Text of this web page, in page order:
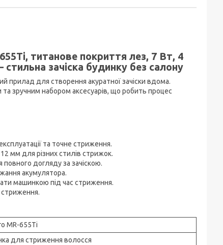
титанове покриття лез, 7 Вт, 4
зачіска будинку без салону
для створення акуратної зачіски вдома.
зручним набором аксесуарів, що робить процес
та точне стриження.
мм для різних стилів стрижок.
догляду за зачіскою.
акумулятора.
машинкою під час стриження.
стриження.
MR-655Ti
для стриження волосся